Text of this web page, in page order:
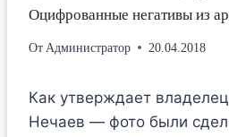
Оцифрованные негативы из
От Администратор 20.04.2018
Как утверждает
Нечаев — фото были